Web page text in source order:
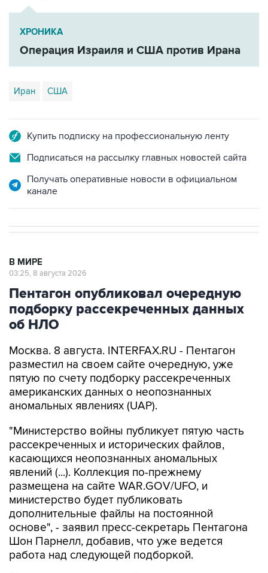
ХРОНИКА
Операция Израиля и США против Ирана
Иран США
Купить подписку на профессиональную ленту
Подписаться на рассылку главных новостей сайта
Получать оперативные новости в официальном
канале
В МИРЕ
03:25, 8 августа 2026
Пентагон опубликовал очередную
подборку рассекреченных данных
об НЛО
Москва. 8 августа. INTERFAX.RU - Пентагон
разместил на своем сайте очередную, уже
пятую по счету подборку рассекреченных
американских данных о неопознанных
аномальных явлениях (UAP).
"Министерство войны публикует пятую часть
рассекреченных и исторических файлов,
касающихся неопознанных аномальных
явлений (...). Коллекция по-прежнему
размещена на сайте WAR.GOV/UFO, и
министерство будет публиковать
дополнительные файлы на постоянной
основе", - заявил пресс-секретарь Пентагона
Шон Парнелл, добавив, что уже ведется
работа над следующей подборкой.